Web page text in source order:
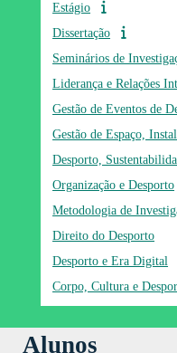
Estágio
Dissertação
Seminários de
Liderança e Relações
Gestão de Eventos de
Gestão de Espaço,
Desporto,
Organização e Desporto
Metodologia de
Direito do Desporto
Desporto e Era Digital
Corpo, Cultura e
Alunos